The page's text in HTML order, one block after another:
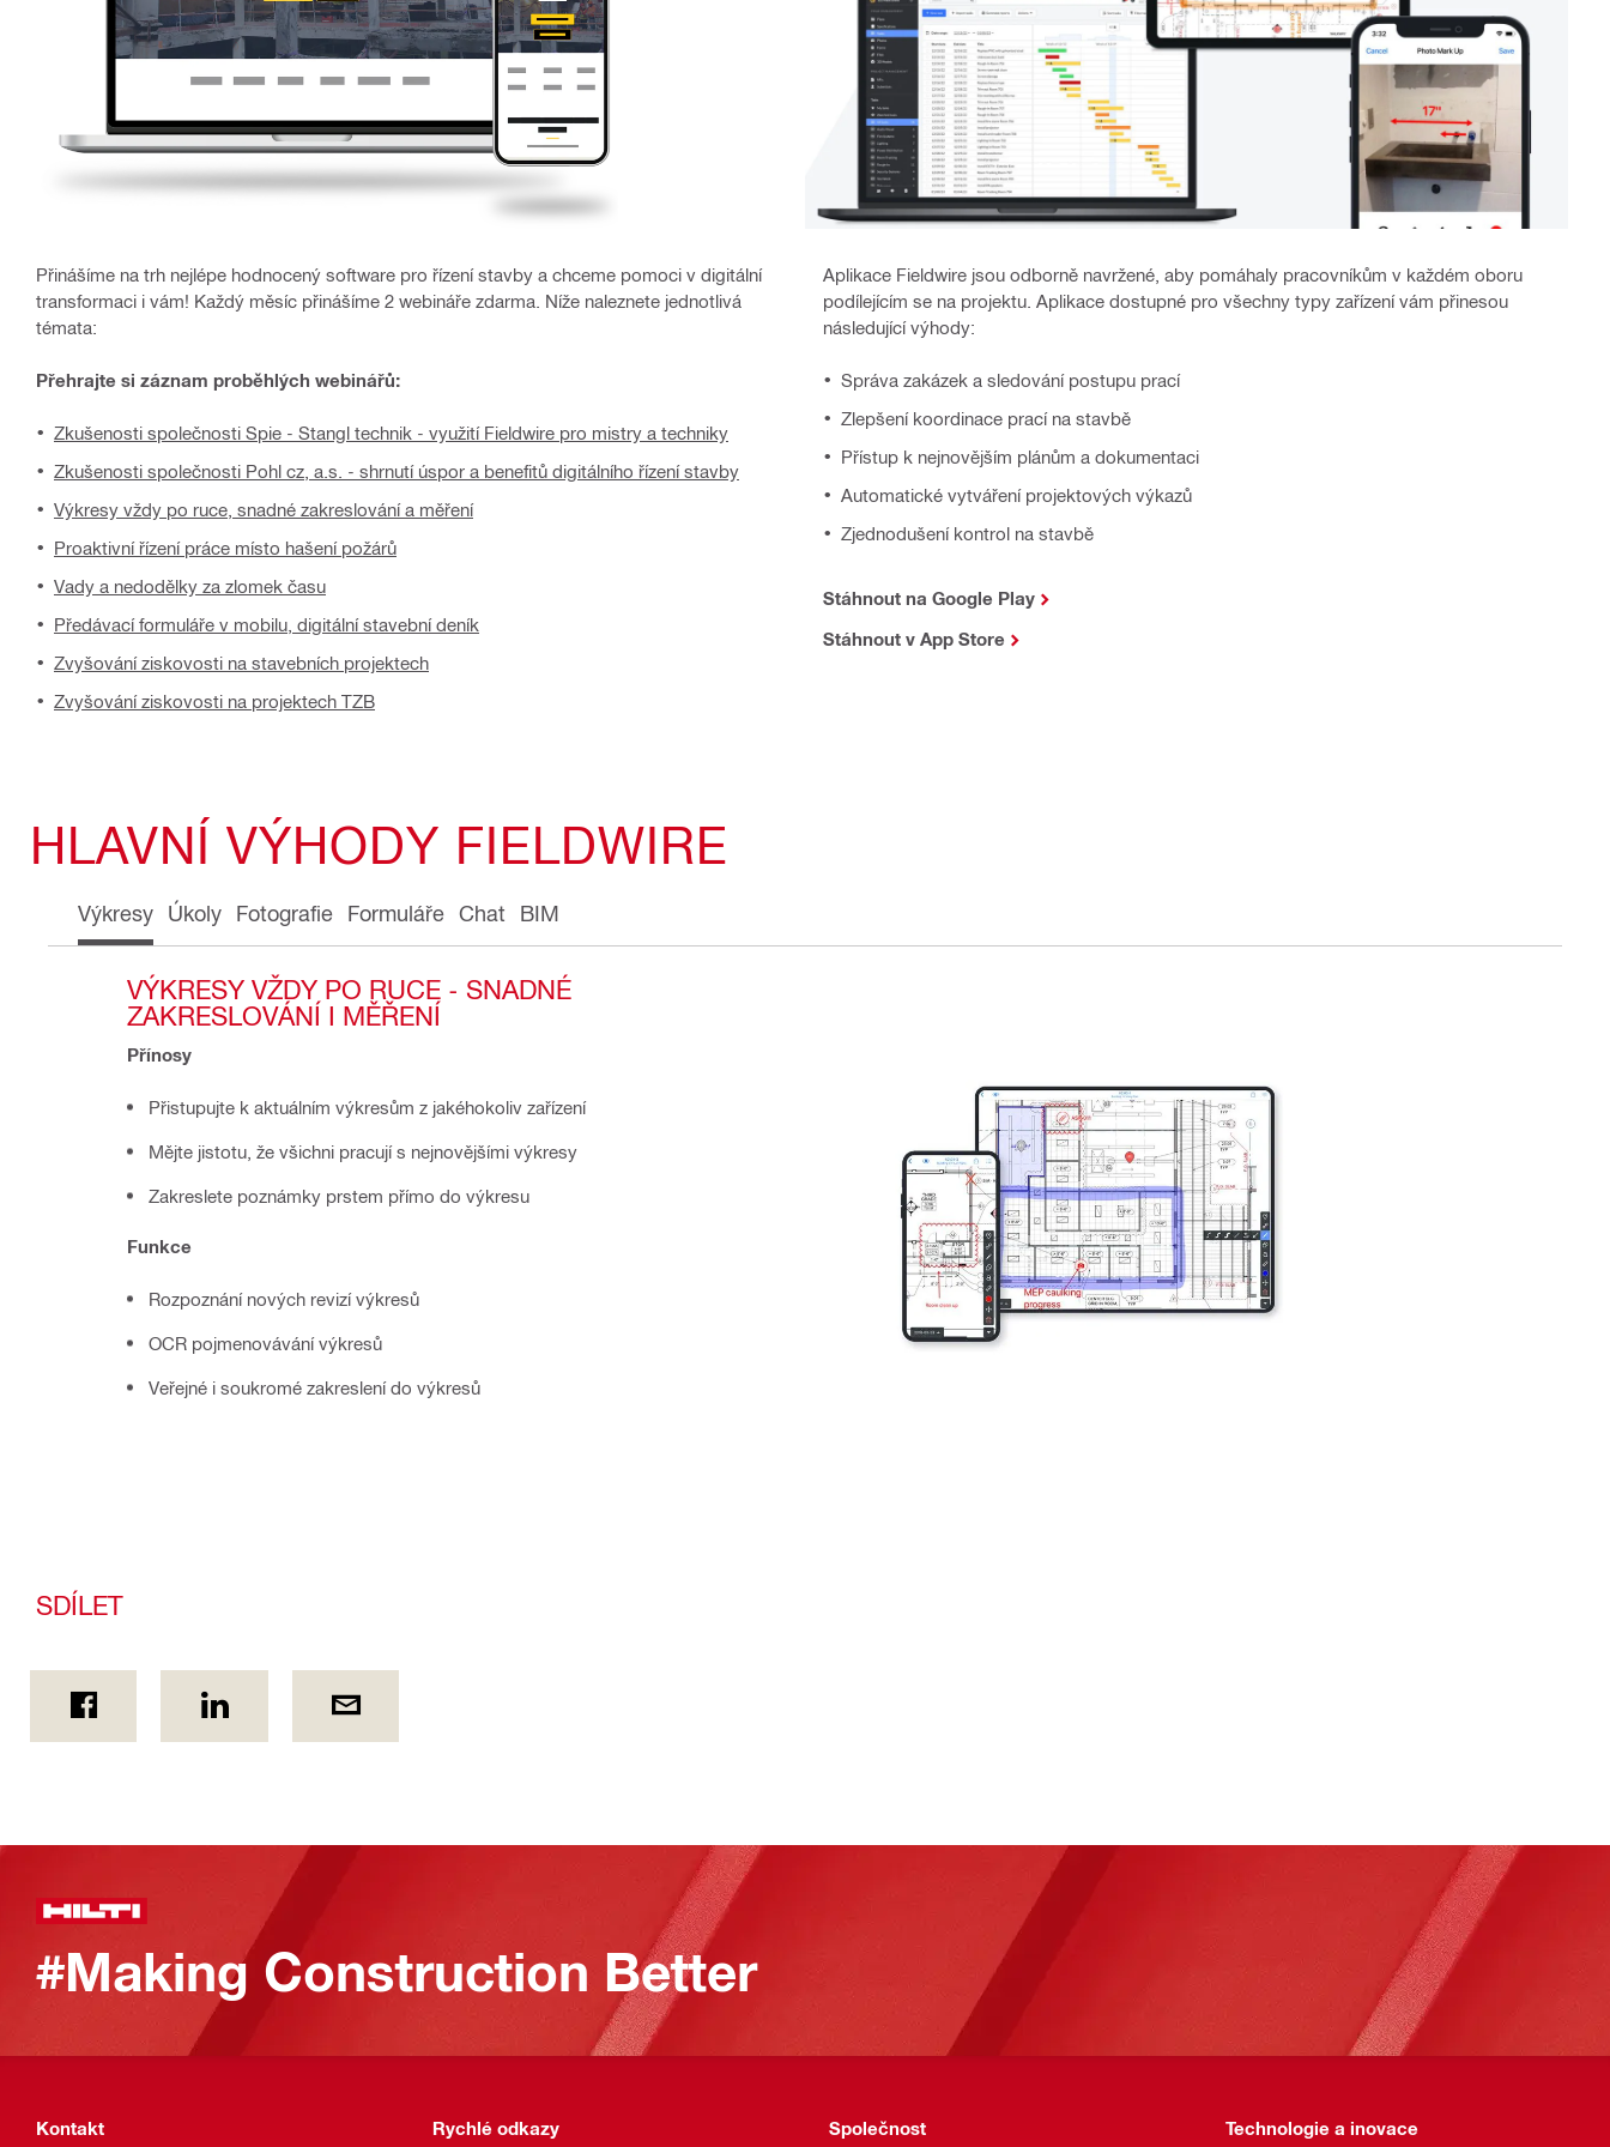
Přinášíme na trh nejlépe hodnocený software pro řízení stavby a chceme pomoci v digitální
transformaci i vám! Každý měsíc přinášíme 2 webináře zdarma. Níže naleznete jednotlivá
témata:
Přehrajte si záznam proběhlých webinářů:
Zkušenosti společnosti Spie - Stangl technik - využití Fieldwire pro mistry a techniky
Zkušenosti společnosti Pohl cz, a.s. - shrnutí úspor a benefitů digitálního řízení stavby
Výkresy vždy po ruce, snadné zakreslování a měření
Proaktivní řízení práce místo hašení požárů
Vady a nedodělky za zlomek času
Předávací formuláře v mobilu, digitální stavební deník
Zvyšování ziskovosti na stavebních projektech
Zvyšování ziskovosti na projektech TZB
Aplikace Fieldwire jsou odborně navržené, aby pomáhaly pracovníkům v každém oboru
podílejícím se na projektu. Aplikace dostupné pro všechny typy zařízení vám přinesou
následující výhody:
Správa zakázek a sledování postupu prací
Zlepšení koordinace prací na stavbě
Přístup k nejnovějším plánům a dokumentaci
Automatické vytváření projektových výkazů
Zjednodušení kontrol na stavbě
Stáhnout na Google Play
Stáhnout v App Store
HLAVNÍ VÝHODY FIELDWIRE
Výkresy Úkoly Fotografie Formuláře Chat BIM
VÝKRESY VŽDY PO RUCE - SNADNÉ
ZAKRESLOVÁNÍ I MĚŘENÍ
Přínosy
Přistupujte k aktuálním výkresům z jakéhokoliv zařízení
Mějte jistotu, že všichni pracují s nejnovějšími výkresy
Zakreslete poznámky prstem přímo do výkresu
Funkce
Rozpoznání nových revizí výkresů
OCR pojmenovávání výkresů
Veřejné i soukromé zakreslení do výkresů
SDÍLET
#Making Construction Better
Kontakt Rychlé odkazy Společnost Technologie a inovace